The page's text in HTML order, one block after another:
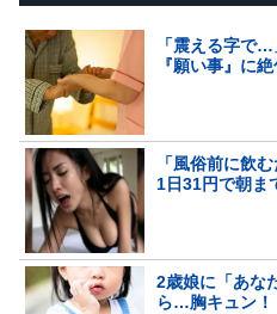
「震える字で
『願い事』に
「風俗前に飲
1日31円で朝ま
2歳娘に「あな
ら…胸キュン！